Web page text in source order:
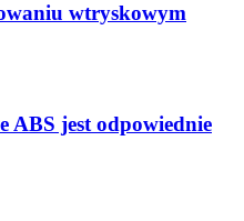
wtryskowym
ABS jest odpowiednie